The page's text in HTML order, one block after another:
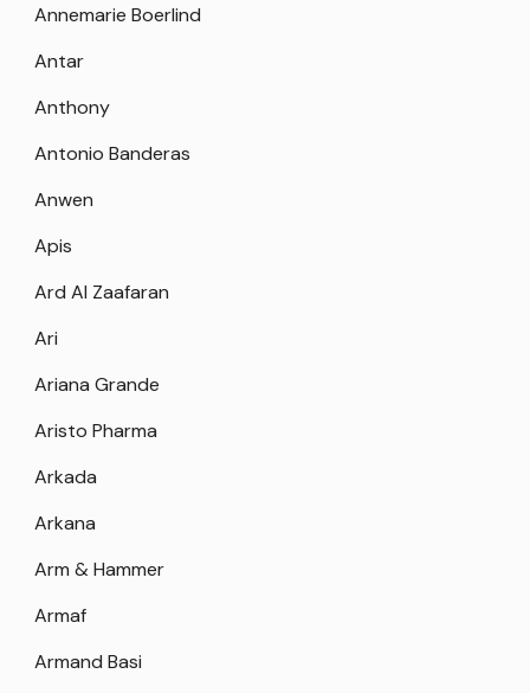
Annemarie Boerlind
Antar
Anthony
Antonio Banderas
Anwen
Apis
Ard Al Zaafaran
Ari
Ariana Grande
Aristo Pharma
Arkada
Arkana
Arm & Hammer
Armaf
Armand Basi